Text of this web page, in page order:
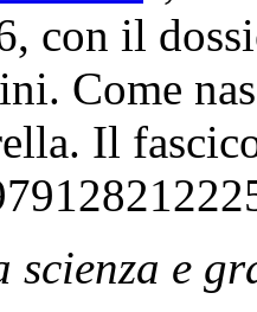
con il
Come
Il
e